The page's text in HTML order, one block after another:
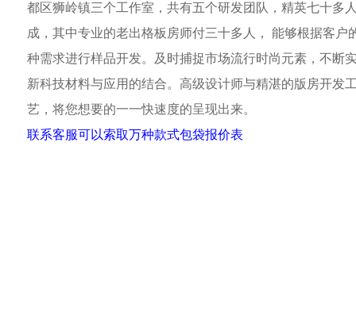
都区狮岭镇三个工作室，共有五个研发团队，精英七十多
成，其中专业的老出格板房师付三十多人， 能够根据客户
种需求进行样品开发。及时捕捉市场流行时尚元素，不断
新科技材料与应用的结合。高级设计师与精湛的版房开发
艺，将您想要的一一快速度的呈现出来。
联系客服可以索取万种款式包袋报价表